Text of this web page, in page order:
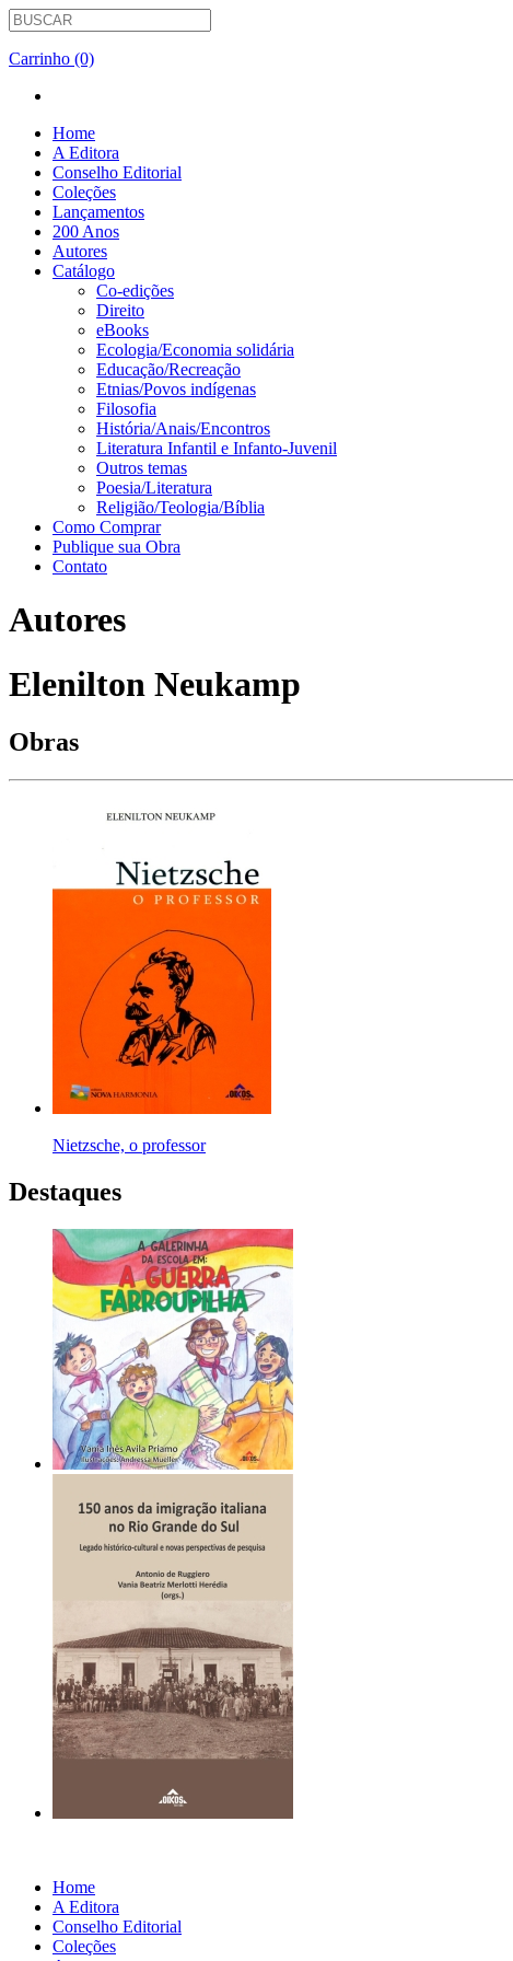
Carrinho (0)
Home
A Editora
Conselho Editorial
Coleções
Lançamentos
200 Anos
Autores
Catálogo
Co-edições
Direito
eBooks
Ecologia/Economia solidária
Educação/Recreação
Etnias/Povos indígenas
Filosofia
História/Anais/Encontros
Literatura Infantil e Infanto-Juvenil
Outros temas
Poesia/Literatura
Religião/Teologia/Bíblia
Como Comprar
Publique sua Obra
Contato
Autores
Elenilton Neukamp
Obras
Nietzsche, o professor
Destaques
Home
A Editora
Conselho Editorial
Coleções